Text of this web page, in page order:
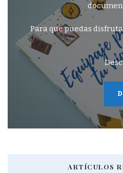
Para que puedas
ARTÍCULOS